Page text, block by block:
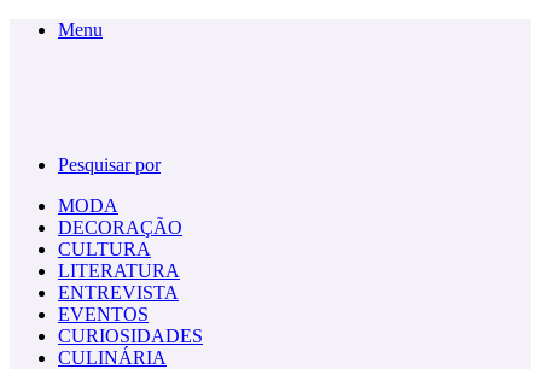
Menu
Pesquisar por
MODA
DECORAÇÃO
CULTURA
LITERATURA
ENTREVISTA
EVENTOS
CURIOSIDADES
CULINÁRIA